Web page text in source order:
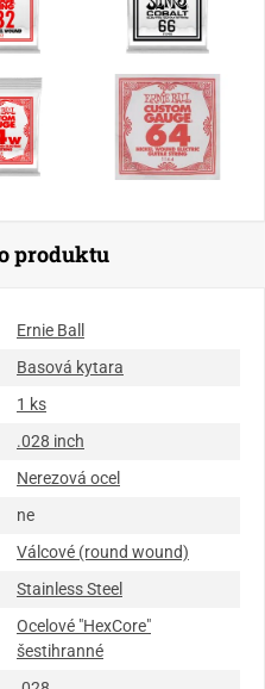
produktu
Ernie Ball
Basová kytara
1 ks
.028 inch
Nerezová ocel
ne
Válcové (round wound)
Stainless Steel
Ocelové "HexCore"
šestihranné